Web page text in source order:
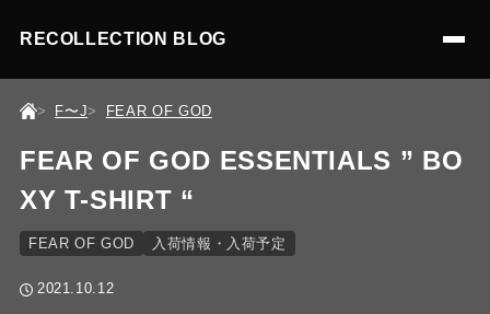
RECOLLECTION BLOG
F〜J FEAR OF GOD
FEAR OF GOD ESSENTIALS ” BO
XY T-SHIRT “
FEAR OF GOD 入荷情報・入荷予定
2021.10.12